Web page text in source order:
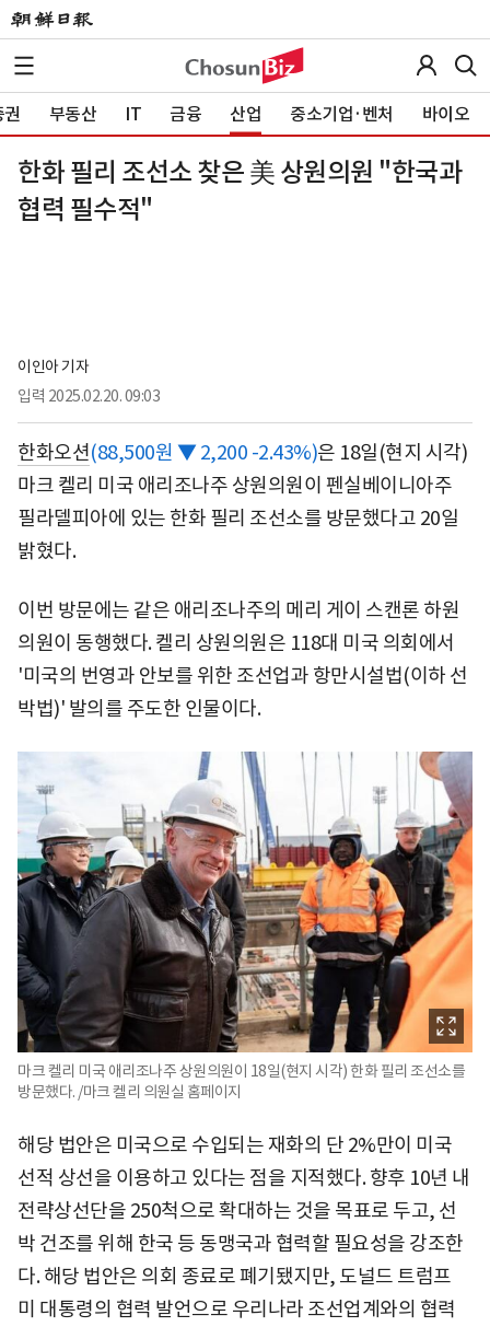
부동산 IT 금융 산업 중소기업·벤처 바이오
한화 필리 조선소 찾은 美 상원의원 "한국과
협력 필수적"
이인아 기자
입력 2025.02.20. 09:03
한화오션(88,500원 ▼ 2,200 -2.43%)은 18일(현지 시각)
마크 켈리 미국 애리조나주 상원의원이 펜실베이니아주
필라델피아에 있는 한화 필리 조선소를 방문했다고 20일
밝혔다.
이번 방문에는 같은 애리조나주의 메리 게이 스캔론 하원
의원이 동행했다. 켈리 상원의원은 118대 미국 의회에서
'미국의 번영과 안보를 위한 조선업과 항만시설법(이하 선
박법)' 발의를 주도한 인물이다.
마크 켈리 미국 애리조나주 상원의원이 18일(현지 시각) 한화 필리 조선소를
방문했다. /마크 켈리 의원실 홈페이지
해당 법안은 미국으로 수입되는 재화의 단 2%만이 미국
선적 상선을 이용하고 있다는 점을 지적했다. 향후 10년 내
전략상선단을 250척으로 확대하는 것을 목표로 두고, 선
박 건조를 위해 한국 등 동맹국과 협력할 필요성을 강조한
다. 해당 법안은 의회 종료로 폐기됐지만, 도널드 트럼프
미 대통령의 협력 발언으로 우리나라 조선업계와의 협력